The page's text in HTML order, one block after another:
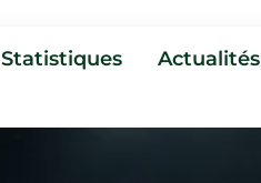
Statistiques Actualités